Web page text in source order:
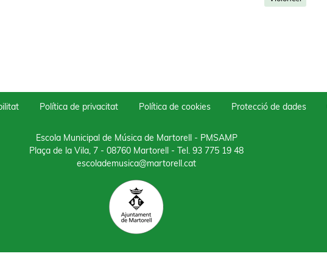
Política de privacitat Política de cookies Protecció de dades
Escola Municipal de Música de Martorell - PMSAMP
Plaça de la Vila, 7 - 08760 Martorell - Tel. 93 775 19 48
escolademusica@martorell.cat